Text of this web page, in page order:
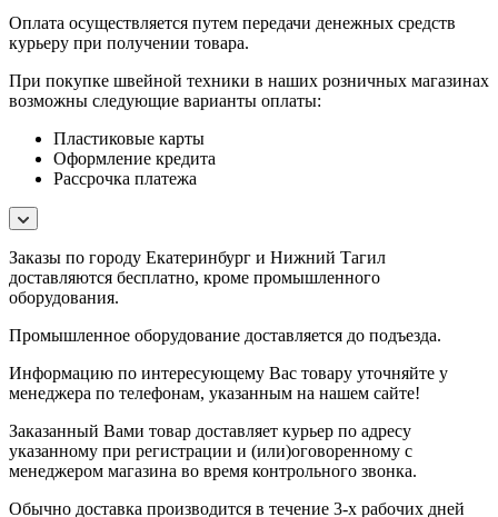
Оплата осуществляется путем передачи денежных средств
курьеру при получении товара.
При покупке швейной техники в наших розничных магазинах
возможны следующие варианты оплаты:
Пластиковые карты
Оформление кредита
Рассрочка платежа
Заказы по городу Екатеринбург и Нижний Тагил
доставляются бесплатно, кроме промышленного
оборудования.
Промышленное оборудование доставляется до подъезда.
Информацию по интересующему Вас товару уточняйте у
менеджера по телефонам, указанным на нашем сайте!
Заказанный Вами товар доставляет курьер по адресу
указанному при регистрации и (или)оговоренному с
менеджером магазина во время контрольного звонка.
Обычно доставка производится в течение 3-х рабочих дней